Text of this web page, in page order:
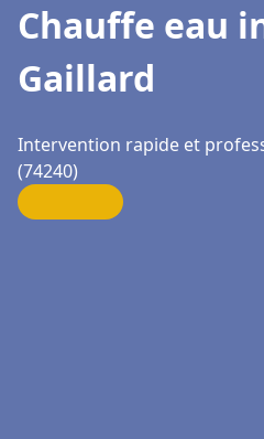
Chauffe eau
Gaillard
Intervention rapide et
(74240)